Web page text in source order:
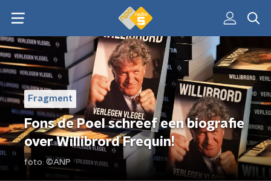
Fragment
Fons de Poel schreef een biografie
over Willibrord Frequin!
foto: ©ANP